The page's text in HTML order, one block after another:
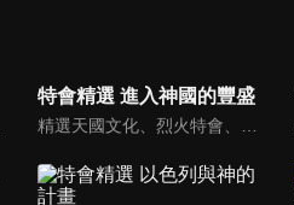
特會精選 進入神國的豐盛